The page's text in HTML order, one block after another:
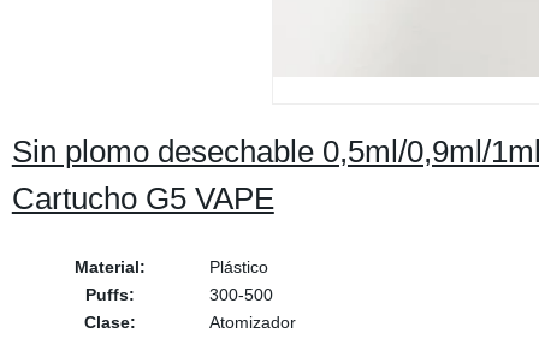
Sin plomo desechable 0,5ml/0,9ml/
Cartucho G5 VAPE
Material:
Plástico
Puffs:
300-500
Clase:
Atomizador